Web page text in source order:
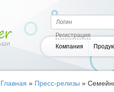
Регистрация
Компания
Главная » Пресс-релизы »